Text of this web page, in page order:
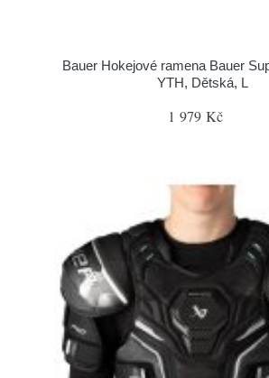
Bauer Hokejové ramena Bauer
YTH, Dětská, L
1 979 Kč